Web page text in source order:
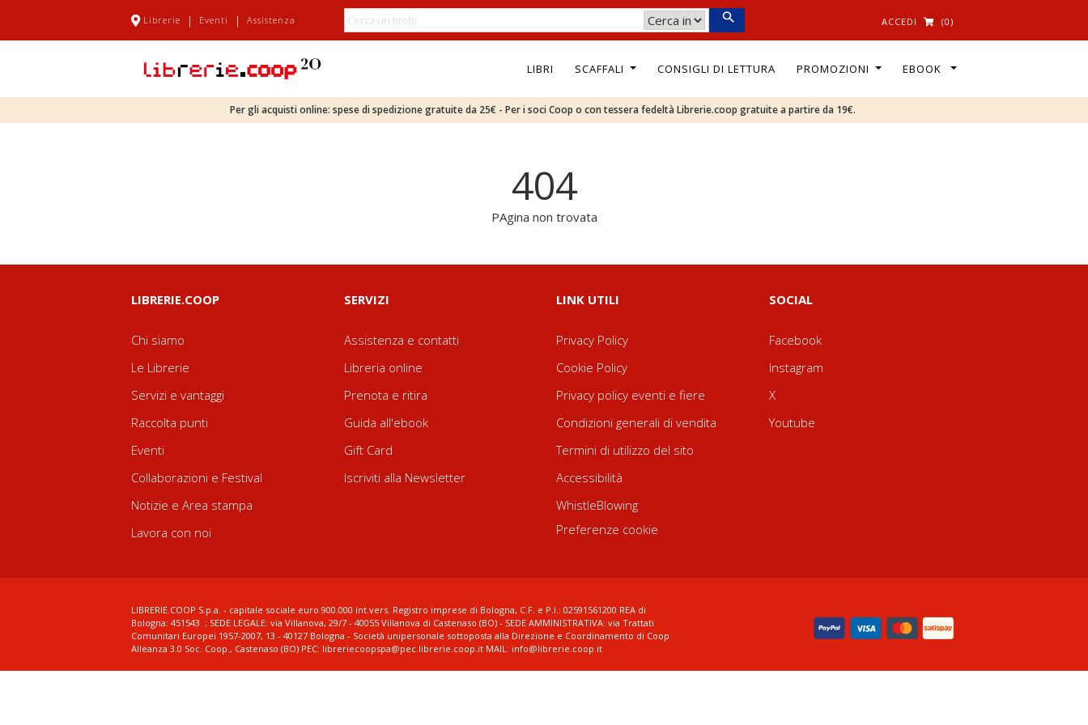
Librerie | Eventi | Assistenza ACCEDI (0)
LIBRI SCAFFALI CONSIGLI DI LETTURA PROMOZIONI EBOOK
Per gli acquisti online: spese di spedizione gratuite da 25€ - Per i soci Coop o con tessera fedeltà Librerie.coop gratuite a partire da 19€.
404
PAgina non trovata
LIBRERIE.COOP
Chi siamo
Le Librerie
Servizi e vantaggi
Raccolta punti
Eventi
Collaborazioni e Festival
Notizie e Area stampa
Lavora con noi
SERVIZI
Assistenza e contatti
Libreria online
Prenota e ritira
Guida all'ebook
Gift Card
Iscriviti alla Newsletter
LINK UTILI
Privacy Policy
Cookie Policy
Privacy policy eventi e fiere
Condizioni generali di vendita
Termini di utilizzo del sito
Accessibilità
WhistleBlowing
Preferenze cookie
SOCIAL
Facebook
Instagram
X
Youtube
LIBRERIE.COOP S.p.a. - capitale sociale euro 900.000 int.vers. Registro imprese di Bologna, C.F. e P.I.: 02591561200 REA di
Bologna: 451543 ; SEDE LEGALE: via Villanova, 29/7 - 40055 Villanova di Castenaso (BO) - SEDE AMMINISTRATIVA: via Trattati
Comunitari Europei 1957-2007, 13 - 40127 Bologna - Società unipersonale sottoposta alla Direzione e Coordinamento di Coop
Alleanza 3.0 Soc. Coop., Castenaso (BO) PEC: libreriecoopspa@pec.librerie.coop.it MAIL: info@librerie.coop.it